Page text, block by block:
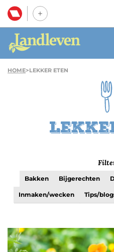
HOME>LEKKER ETEN
Bakken Bijgerechten
Inmaken/wecken Tips/